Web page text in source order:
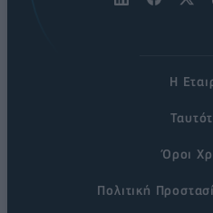
Η
Όροι
Πολιτική